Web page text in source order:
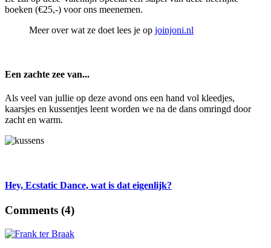
boeken (€25,-) voor ons meenemen.
Meer over wat ze doet lees je op joinjoni.nl
Een zachte zee van...
Als veel van jullie op deze avond ons een hand vol kleedjes,
kaarsjes en kussentjes leent worden we na de dans omringd door
zacht en warm.
Hey, Ecstatic Dance, wat is dat eigenlijk?
Comments (4)